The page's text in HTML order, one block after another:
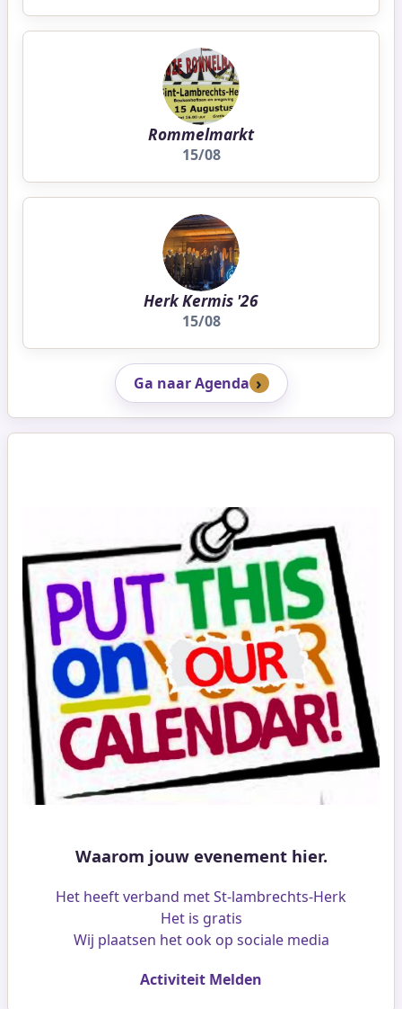
Rommelmarkt
15/08
Herk Kermis '26
15/08
Ga naar Agenda
Waarom jouw evenement hier.
Het heeft verband met St-lambrechts-Herk
Het is gratis
Wij plaatsen het ook op sociale media
Activiteit Melden